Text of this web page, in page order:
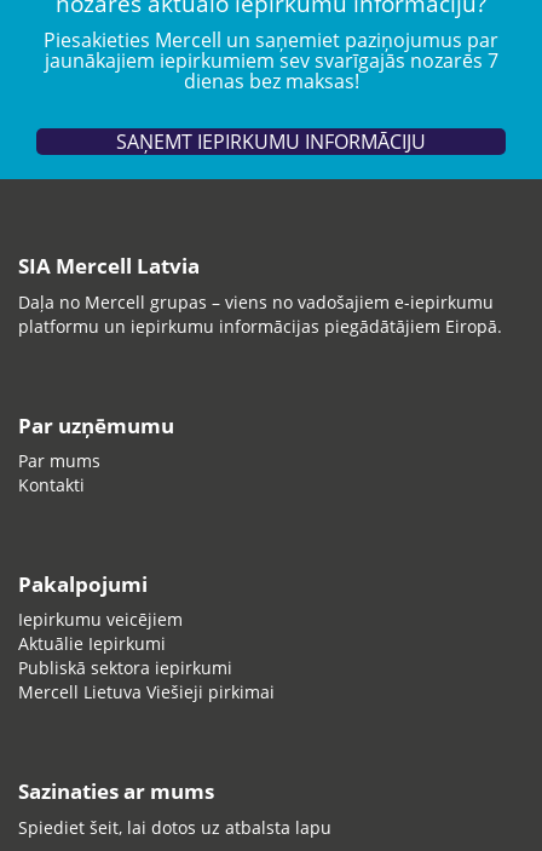
Piesakieties Mercell un saņemiet paziņojumus par
jaunākajiem iepirkumiem sev svarīgajās nozarēs 7
dienas bez maksas!
SAŅEMT IEPIRKUMU INFORMĀCIJU
SIA Mercell Latvia
Daļa no Mercell grupas – viens no vadošajiem e-iepirkumu
platformu un iepirkumu informācijas piegādātājiem Eiropā.
Par uzņēmumu
Par mums
Kontakti
Pakalpojumi
Iepirkumu veicējiem
Aktuālie Iepirkumi
Publiskā sektora iepirkumi
Mercell Lietuva Viešieji pirkimai
Sazinaties ar mums
Spiediet šeit, lai dotos uz atbalsta lapu